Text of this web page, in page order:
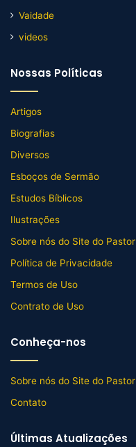
Vaidade
videos
Nossas Políticas
Artigos
Biografias
Diversos
Esboços de Sermão
Estudos Bíblicos
Ilustrações
Sobre nós do Site do Pastor
Política de Privacidade
Termos de Uso
Contrato de Uso
Conheça-nos
Sobre nós do Site do Pastor
Contato
Últimas Atualizações